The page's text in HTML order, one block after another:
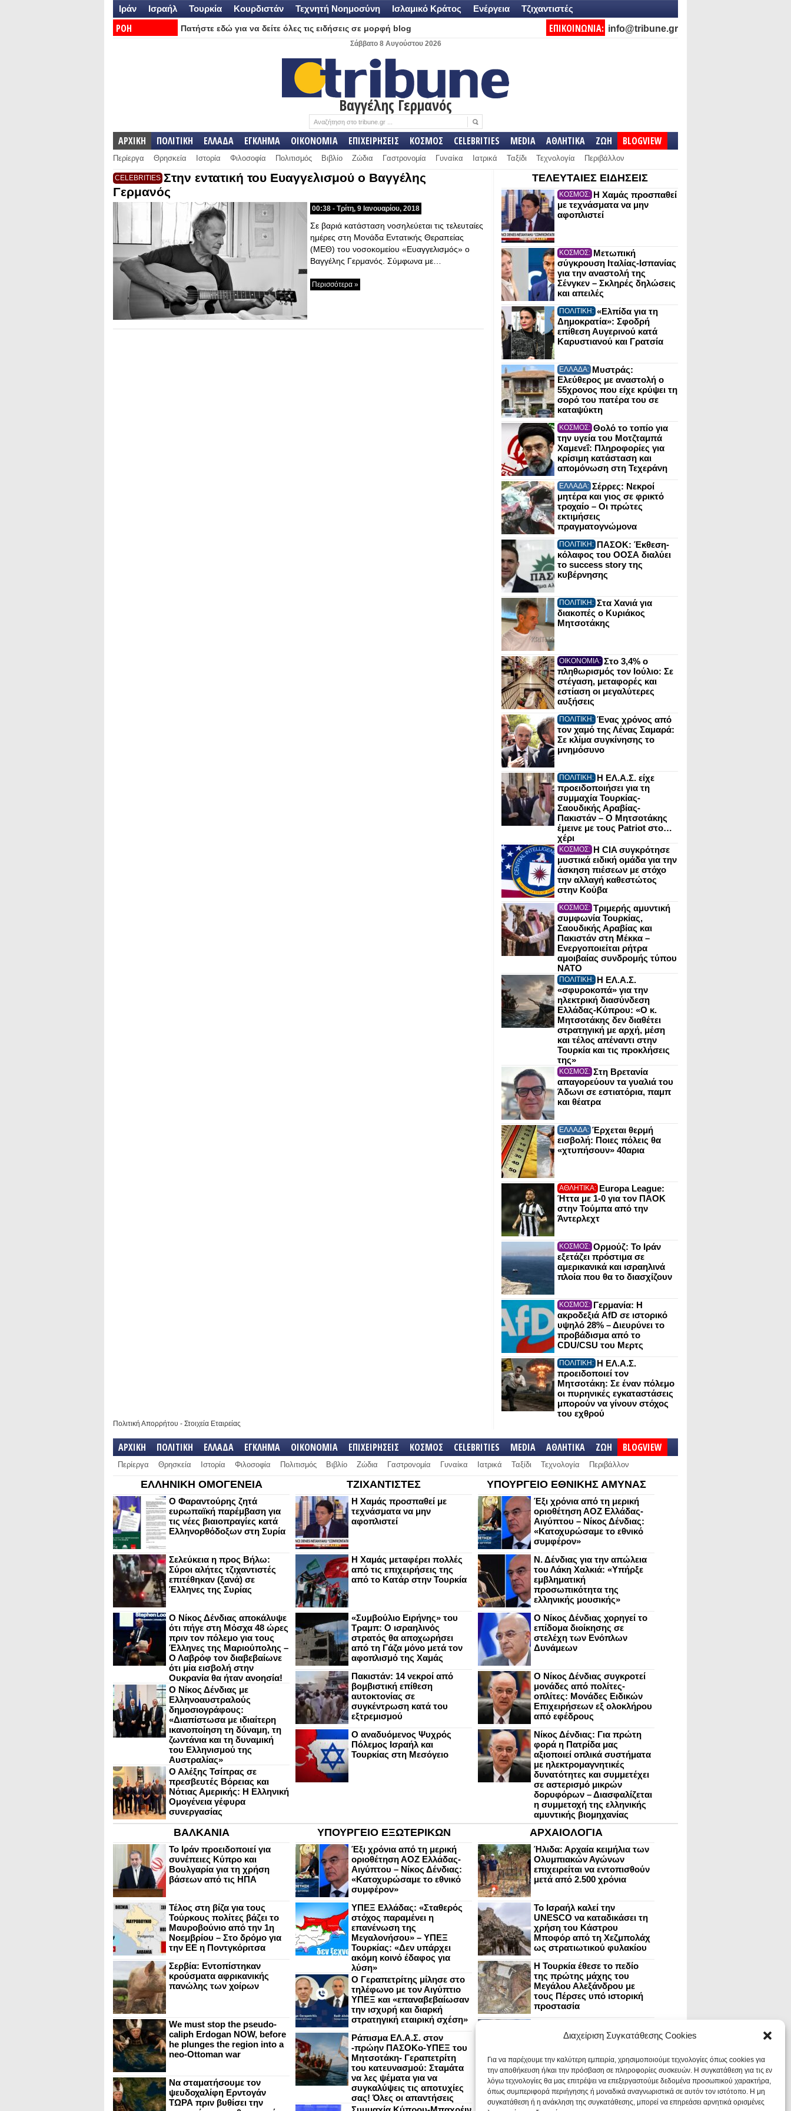
Διαχείριση Συγκατάθεσης Cookies
Για να παρέχουμε την καλύτερη εμπειρία, χρησιμοποιούμε τεχνολογίες όπως cookies για
την αποθήκευση ή/και την πρόσβαση σε πληροφορίες συσκευών. Η συγκατάθεση για τις εν
λόγω τεχνολογίες θα μας επιτρέψει να επεξεργαστούμε δεδομένα προσωπικού χαρακτήρα,
όπως συμπεριφορά περιήγησης ή μοναδικά αναγνωριστικά σε αυτόν τον ιστότοπο. Η μη
συγκατάθεση ή η ανάκληση της συγκατάθεσης, μπορεί να επηρεάσει αρνητικά ορισμένες
Ιράν Ισραήλ Τουρκία Κουρδιστάν Τεχνητή Νοημοσύνη Ισλαμικό Κράτος Ενέργεια Τζιχαντιστές
ΡΟΗ
Πατήστε εδώ για να δείτε όλες τις ειδήσεις σε μορφή blog ΕΠΙΚΟΙΝΩΝΙΑ: info@tribune.gr
Σάββατο 8 Αυγούστου 2026
Βαγγέλης Γερμανός
ΑΡΧΙΚΗ ΠΟΛΙΤΙΚΗ ΕΛΛΑΔΑ ΕΓΚΛΗΜΑ ΟΙΚΟΝΟΜΙΑ ΕΠΙΧΕΙΡΗΣΕΙΣ ΚΟΣΜΟΣ CELEBRITIES MEDIA ΑΘΛΗΤΙΚΑ ΖΩΗ BLOGVIEW
Περίεργα Θρησκεία Ιστορία Φιλοσοφία Πολιτισμός Βιβλίο Ζώδια Γαστρονομία Γυναίκα Ιατρικά Ταξίδι Τεχνολογία Περιβάλλον
CELEBRITIES Στην εντατική του Ευαγγελισμού ο Βαγγέλης
Γερμανός
00:38 - Τρίτη, 9 Ιανουαρίου, 2018
Σε βαριά κατάσταση νοσηλεύεται τις τελευταίες
ημέρες στη Μονάδα Εντατικής Θεραπείας
(ΜΕΘ) του νοσοκομείου «Ευαγγελισμός» ο
Βαγγέλης Γερμανός. Σύμφωνα με…
Περισσότερα »
ΤΕΛΕΥΤΑΙΕΣ ΕΙΔΗΣΕΙΣ
ΚΟΣΜΟΣ: Η Χαμάς προσπαθεί
με τεχνάσματα να μην
αφοπλιστεί
ΚΟΣΜΟΣ: Μετωπική
σύγκρουση Ιταλίας-Ισπανίας
για την αναστολή της
Σένγκεν – Σκληρές δηλώσεις
και απειλές
ΠΟΛΙΤΙΚΗ: «Ελπίδα για τη
Δημοκρατία»: Σφοδρή
επίθεση Αυγερινού κατά
Καρυστιανού και Γρατσία
ΕΛΛΑΔΑ: Μυστράς:
Ελεύθερος με αναστολή ο
55χρονος που είχε κρύψει τη
σορό του πατέρα του σε
καταψύκτη
ΚΟΣΜΟΣ: Θολό το τοπίο για
την υγεία του Μοτζταμπά
Χαμενεΐ: Πληροφορίες για
κρίσιμη κατάσταση και
απομόνωση στη Τεχεράνη
ΕΛΛΑΔΑ: Σέρρες: Νεκροί
μητέρα και γιος σε φρικτό
τροχαίο – Οι πρώτες
εκτιμήσεις
πραγματογνώμονα
ΠΟΛΙΤΙΚΗ: ΠΑΣΟΚ: Έκθεση-
κόλαφος του ΟΟΣΑ διαλύει
το success story της
κυβέρνησης
ΠΟΛΙΤΙΚΗ: Στα Χανιά για
διακοπές ο Κυριάκος
Μητσοτάκης
ΟΙΚΟΝΟΜΙΑ: Στο 3,4% ο
πληθωρισμός τον Ιούλιο: Σε
στέγαση, μεταφορές και
εστίαση οι μεγαλύτερες
αυξήσεις
ΠΟΛΙΤΙΚΗ: Ένας χρόνος από
τον χαμό της Λένας Σαμαρά:
Σε κλίμα συγκίνησης το
μνημόσυνο
ΠΟΛΙΤΙΚΗ: Η ΕΛ.Α.Σ. είχε
προειδοποιήσει για τη
συμμαχία Τουρκίας-
Σαουδικής Αραβίας-
Πακιστάν – Ο Μητσοτάκης
έμεινε με τους Patriot στο…
χέρι
ΚΟΣΜΟΣ: Η CIA συγκρότησε
μυστικά ειδική ομάδα για την
άσκηση πιέσεων με στόχο
την αλλαγή καθεστώτος
στην Κούβα
ΚΟΣΜΟΣ: Τριμερής αμυντική
συμφωνία Τουρκίας,
Σαουδικής Αραβίας και
Πακιστάν στη Μέκκα –
Ενεργοποιείται ρήτρα
αμοιβαίας συνδρομής τύπου
NATO
ΠΟΛΙΤΙΚΗ: Η ΕΛ.Α.Σ.
«σφυροκοπά» για την
ηλεκτρική διασύνδεση
Ελλάδας-Κύπρου: «Ο κ.
Μητσοτάκης δεν διαθέτει
στρατηγική με αρχή, μέση
και τέλος απέναντι στην
Τουρκία και τις προκλήσεις
της»
ΚΟΣΜΟΣ: Στη Βρετανία
απαγορεύουν τα γυαλιά του
Άδωνι σε εστιατόρια, παμπ
και θέατρα
ΕΛΛΑΔΑ: Έρχεται θερμή
εισβολή: Ποιες πόλεις θα
«χτυπήσουν» 40αρια
ΑΘΛΗΤΙΚΑ: Europa League:
Ήττα με 1-0 για τον ΠΑΟΚ
στην Τούμπα από την
Άντερλεχτ
ΚΟΣΜΟΣ: Ορμούζ: Το Ιράν
εξετάζει πρόστιμα σε
αμερικανικά και ισραηλινά
πλοία που θα το διασχίζουν
ΚΟΣΜΟΣ: Γερμανία: Η
ακροδεξιά AfD σε ιστορικό
υψηλό 28% – Διευρύνει το
προβάδισμα από το
CDU/CSU του Μερτς
ΠΟΛΙΤΙΚΗ: Η ΕΛ.Α.Σ.
προειδοποιεί τον
Μητσοτάκη: Σε έναν πόλεμο
οι πυρηνικές εγκαταστάσεις
μπορούν να γίνουν στόχος
του εχθρού
Πολιτική Απορρήτου - Στοιχεία Εταιρείας
ΑΡΧΙΚΗ ΠΟΛΙΤΙΚΗ ΕΛΛΑΔΑ ΕΓΚΛΗΜΑ ΟΙΚΟΝΟΜΙΑ ΕΠΙΧΕΙΡΗΣΕΙΣ ΚΟΣΜΟΣ CELEBRITIES MEDIA ΑΘΛΗΤΙΚΑ ΖΩΗ BLOGVIEW
Περίεργα Θρησκεία Ιστορία Φιλοσοφία Πολιτισμός Βιβλίο Ζώδια Γαστρονομία Γυναίκα Ιατρικά Ταξίδι Τεχνολογία Περιβάλλον
ΕΛΛΗΝΙΚΗ ΟΜΟΓΕΝΕΙΑ
Ο Φαραντούρης ζητά
ευρωπαϊκή παρέμβαση για
τις νέες βιαιοπραγίες κατά
Ελληνορθόδοξων στη Συρία
Σελεύκεια η προς Βήλω:
Σύροι αλήτες τζιχαντιστές
επιτέθηκαν (ξανά) σε
Έλληνες της Συρίας
Ο Νίκος Δένδιας αποκάλυψε
ότι πήγε στη Μόσχα 48 ώρες
πριν τον πόλεμο για τους
Έλληνες της Μαριούπολης –
Ο Λαβρόφ τον διαβεβαίωνε
ότι μία εισβολή στην
Ουκρανία θα ήταν ανοησία!
Ο Νίκος Δένδιας με
Ελληνοαυστραλούς
δημοσιογράφους:
«Διαπίστωσα με ιδιαίτερη
ικανοποίηση τη δύναμη, τη
ζωντάνια και τη δυναμική
του Ελληνισμού της
Αυστραλίας»
Ο Αλέξης Τσίπρας σε
πρεσβευτές Βόρειας και
Νότιας Αμερικής: Η Ελληνική
Ομογένεια γέφυρα
συνεργασίας
ΤΖΙΧΑΝΤΙΣΤΕΣ
Η Χαμάς προσπαθεί με
τεχνάσματα να μην
αφοπλιστεί
Η Χαμάς μεταφέρει πολλές
από τις επιχειρήσεις της
από το Κατάρ στην Τουρκία
«Συμβούλιο Ειρήνης» του
Τραμπ: Ο ισραηλινός
στρατός θα αποχωρήσει
από τη Γάζα μόνο μετά τον
αφοπλισμό της Χαμάς
Πακιστάν: 14 νεκροί από
βομβιστική επίθεση
αυτοκτονίας σε
συγκέντρωση κατά του
εξτρεμισμού
Ο αναδυόμενος Ψυχρός
Πόλεμος Ισραήλ και
Τουρκίας στη Μεσόγειο
ΥΠΟΥΡΓΕΙΟ ΕΘΝΙΚΗΣ ΑΜΥΝΑΣ
Έξι χρόνια από τη μερική
οριοθέτηση ΑΟΖ Ελλάδας-
Αιγύπτου – Νίκος Δένδιας:
«Κατοχυρώσαμε το εθνικό
συμφέρον»
Ν. Δένδιας για την απώλεια
του Λάκη Χαλκιά: «Υπήρξε
εμβληματική
προσωπικότητα της
ελληνικής μουσικής»
Ο Νίκος Δένδιας χορηγεί το
επίδομα διοίκησης σε
στελέχη των Ενόπλων
Δυνάμεων
Ο Νίκος Δένδιας συγκροτεί
μονάδες από πολίτες-
οπλίτες: Μονάδες Ειδικών
Επιχειρήσεων εξ ολοκλήρου
από εφέδρους
Νίκος Δένδιας: Για πρώτη
φορά η Πατρίδα μας
αξιοποιεί οπλικά συστήματα
με ηλεκτρομαγνητικές
δυνατότητες και συμμετέχει
σε αστερισμό μικρών
δορυφόρων – Διασφαλίζεται
η συμμετοχή της ελληνικής
αμυντικής βιομηχανίας
ΒΑΛΚΑΝΙΑ
Το Ιράν προειδοποιεί για
συνέπειες Κύπρο και
Βουλγαρία για τη χρήση
βάσεων από τις ΗΠΑ
Τέλος στη βίζα για τους
Τούρκους πολίτες βάζει το
Μαυροβούνιο από την 1η
Νοεμβρίου – Στο δρόμο για
την ΕΕ η Ποντγκόριτσα
Σερβία: Εντοπίστηκαν
κρούσματα αφρικανικής
πανώλης των χοίρων
We must stop the pseudo-
caliph Erdogan NOW, before
he plunges the region into a
neo-Ottoman war
Να σταματήσουμε τον
ψευδοχαλίφη Ερντογάν
ΤΩΡΑ πριν βυθίσει την
ΥΠΟΥΡΓΕΙΟ ΕΞΩΤΕΡΙΚΩΝ
Έξι χρόνια από τη μερική
οριοθέτηση ΑΟΖ Ελλάδας-
Αιγύπτου – Νίκος Δένδιας:
«Κατοχυρώσαμε το εθνικό
συμφέρον»
ΥΠΕΞ Ελλάδας: «Σταθερός
στόχος παραμένει η
επανένωση της
Μεγαλονήσου» – ΥΠΕΞ
Τουρκίας: «Δεν υπάρχει
ακόμη κοινό έδαφος για
λύση»
Ο Γεραπετρίτης μίλησε στο
τηλέφωνο με τον Αιγύπτιο
ΥΠΕΞ και «επαναβεβαίωσαν
την ισχυρή και διαρκή
στρατηγική εταιρική σχέση»
Ράπισμα ΕΛ.Α.Σ. στον
-πρώην ΠΑΣΟΚο-ΥΠΕΞ του
Μητσοτάκη- Γεραπετρίτη
του κατευνασμού: Σταμάτα
να λες ψέματα για να
συγκαλύψεις τις αποτυχίες
σας! Όλες οι απαντήσεις
ΑΡΧΑΙΟΛΟΓΙΑ
Ήλιδα: Αρχαία κειμήλια των
Ολυμπιακών Αγώνων
επιχειρείται να εντοπισθούν
μετά από 2.500 χρόνια
Το Ισραήλ καλεί την
UNESCO να καταδικάσει τη
χρήση του Κάστρου
Μποφόρ από τη Χεζμπολάχ
ως στρατιωτικού φυλακίου
Η Τουρκία έθεσε το πεδίο
της πρώτης μάχης του
Μεγάλου Αλεξάνδρου με
τους Πέρσες υπό ιστορική
προστασία
ανακτόρου στην
στο Παλάτι των Δεσποτών
Οι Νεάντερταλ έκαναν
οδοντιατρικές επεμβάσεις σε
χαλασμένα δόντια, σύμφωνα